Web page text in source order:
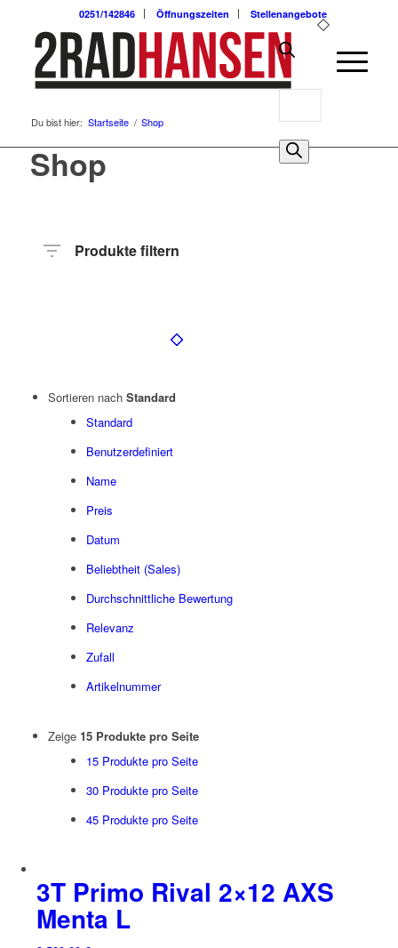
0251/142846 Öffnungszeiten Stellenangebote
0
Du bist hier: Startseite / Shop
Shop
Produkte filtern
Sortieren nach Standard
Standard
Benutzerdefiniert
Name
Preis
Datum
Beliebtheit (Sales)
Durchschnittliche Bewertung
Relevanz
Zufall
Artikelnummer
Zeige 15 Produkte pro Seite
15 Produkte pro Seite
30 Produkte pro Seite
45 Produkte pro Seite
3T Primo Rival 2×12 AXS
Menta L